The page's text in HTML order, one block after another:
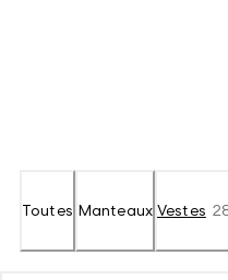
Toutes Manteaux Vestes